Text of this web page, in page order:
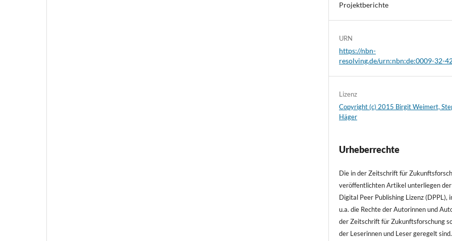
Projektberichte
URN
https://nbn-
resolving.de/urn:nbn:de:0009-32-
Lizenz
Copyright (c) 2015 Birgit Weimert,
Häger
Urheberrechte
Die in der Zeitschrift für
veröffentlichten Artikel unterliegen der
Digital Peer Publishing Lizenz (DPPL),
u.a. die Rechte der Autorinnen und
der Zeitschrift für Zukunftsforschung
der Leserinnen und Leser geregelt sind.